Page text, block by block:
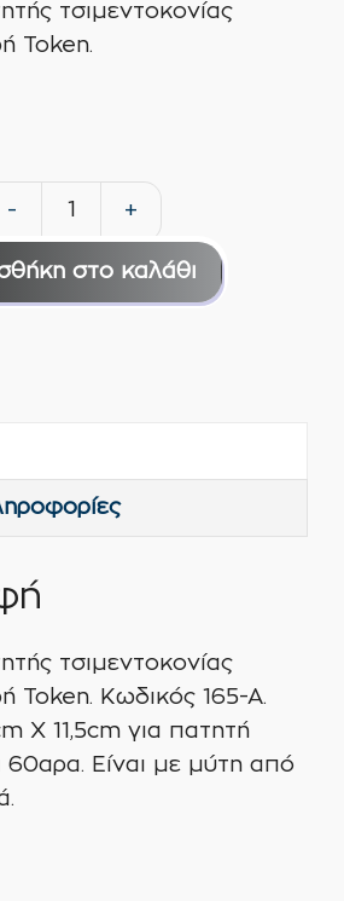
τσιμεντοκονίας
Token.
-
Σπάτουλα
πατητής
τσιμεντοκονίας
+
στο καλάθι
τσιμεντοκονίας
Token. Κωδικός 165-Α.
Χ 11,5cm για πατητή
60αρα. Είναι με μύτη από